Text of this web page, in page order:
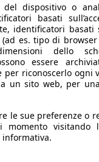
del dispositivo o
basati
identificatori basati
es. tipo di
dello
essere
per riconoscerlo ogni
a un sito web, per
le sue preferenze o
momento visitando